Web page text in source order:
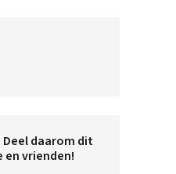
daarom dit
vrienden!